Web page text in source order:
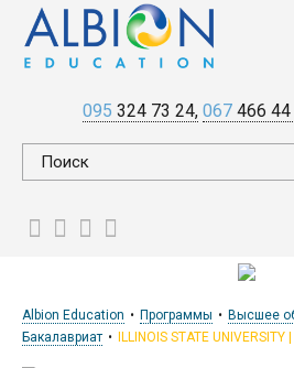
095 324 73 24 067 466
Albion Education Программы
Высшее
Бакалавриат
ILLINOIS STATE